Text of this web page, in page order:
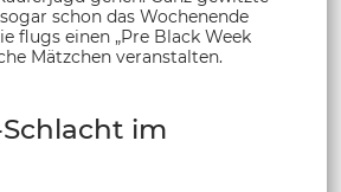
schon das Wochenende
flugs einen „Pre Black Week
Mätzchen veranstalten.
im